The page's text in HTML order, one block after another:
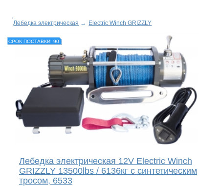
Лебедка электрическая → Electric Winch GRIZZLY
СРОК ПОСТАВКИ: 90
Лебедка электрическая 12V Electric Winch
GRIZZLY 13500lbs / 6136кг с синтетическим
тросом, 6533